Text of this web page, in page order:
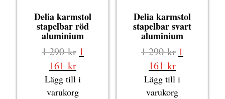
Delia karmstol
stapelbar röd
aluminium
1 290kr Det
priset
var:
1
161 krDet
nuvarande
priset
Lägg till i
varukorg
Delia karmstol
stapelbar svart
aluminium
1 290kr Det
priset
var:
1
161 krDet
nuvarande
priset
Lägg till i
varukorg